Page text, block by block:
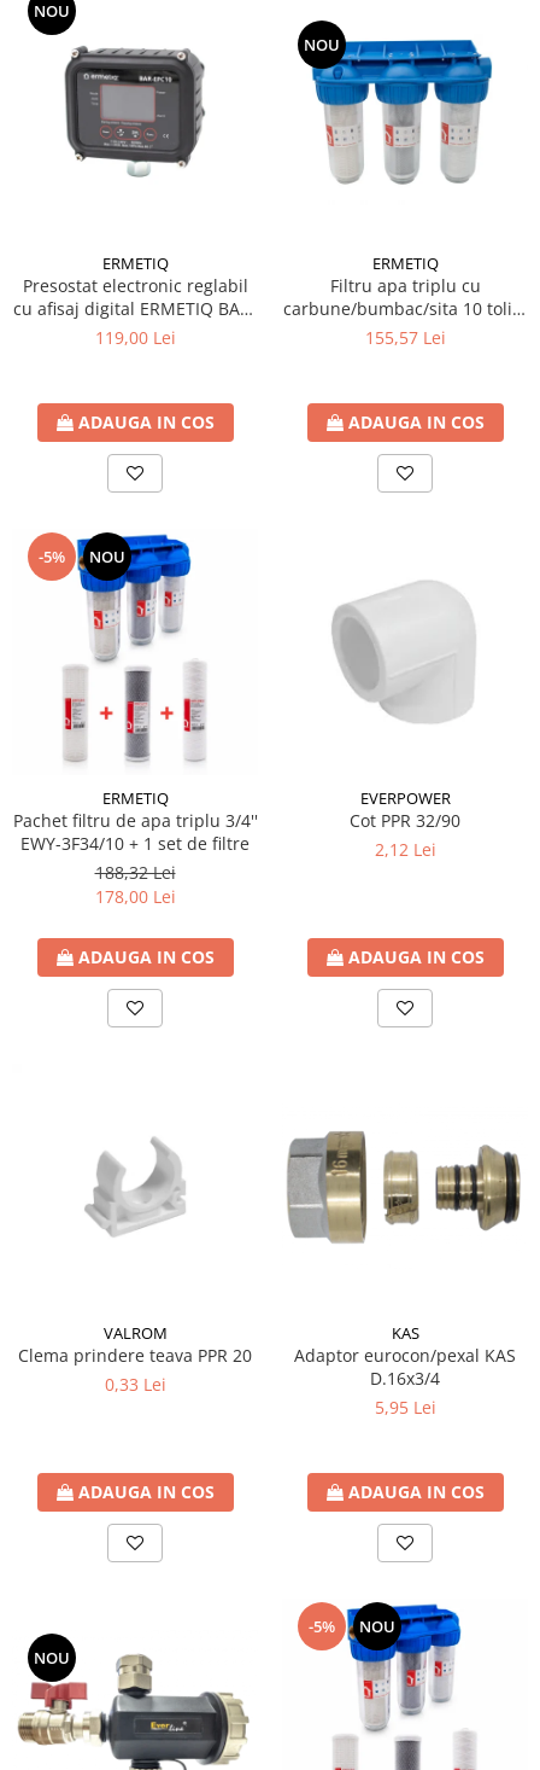
Ventilator de tubulatura
Amenajare bucatarie
Promotii pachete chiuveta +
baterie
CHIUVETE BUCATARIE
Chiuveta bucatarie granit
Baterie bucatarie
Tuburi Flexibile Hota
Accesorii chiuvete bucatarie
Instalatii apa/gaz/canalizare
FILTRARE PENTRU APA SI PIESE DE
Filtre de apa
Cartuse ( Rezerve filtre apa)
Statie Osmoza Inversa
Filtre cu autocuratare
SISTEME DE ALIMENTARE CU APA
Hidrofoare
Mufa rapida pt teava PEHD
Teava Compresiune
Fitinguri Compresiune
HIDRANTI SI ACCESORII
Piese hidrofor
Pompa de suprafata
Pompe pentru testare instalatii
APOMETRE/ CAMIN APOMETRE
Curba Cupru
Teu Cupru
Teu redus Cupru
Mufa Cupru
Reductie Cupru
Semiolandez Cupru
PEXAL
Distribuitor pexal FI-FE cu robinet
Sistem canalizare exterioara
Sistem canalizare interioara
DEDURIZARE
Statii de dedurizare
NOU
ERMETIQ
Presostat electronic reglabil
cu afisaj digital ERMETIQ BAR-
EPC10
119,00 Lei
ADAUGA IN COS
NOU
ERMETIQ
Filtru apa triplu cu
carbune/bumbac/sita 10 toli *
3/4'' ERMETIQ
155,57 Lei
ADAUGA IN COS
-5% NOU
ERMETIQ
Pachet filtru de apa triplu 3/4''
EWY-3F34/10 + 1 set de filtre
188,32 Lei
178,00 Lei
ADAUGA IN COS
EVERPOWER
Cot PPR 32/90
2,12 Lei
ADAUGA IN COS
VALROM
Clema prindere teava PPR 20
0,33 Lei
ADAUGA IN COS
KAS
Adaptor eurocon/pexal KAS
D.16x3/4
5,95 Lei
ADAUGA IN COS
NOU
-5% NOU